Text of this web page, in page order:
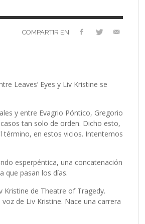
– ‘RIVER OF DIAMONDS’
MUSICALES
CON MICHAEL HANSEN
2024
ESPAÑOL)
– RIVER OF DIAMONDS,
29 AGOSTO, 2016
8
3 DICIEMBRE, 2017
COMPARTIR EN:
Leaves’ Eyes y Liv Kristine se
y entre Evagrio Póntico, Gregorio
tan solo de orden. Dicho esto,
término, en estos vicios. Intentemos
esperpéntica, una concatenación
que pasan los días.
Kristine de Theatre of Tragedy.
de Liv Kristine. Nace una carrera